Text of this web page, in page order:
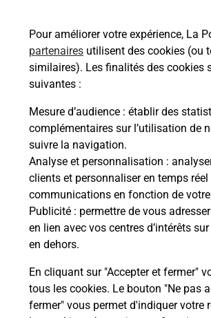
Pour améliorer votre expérience, La
partenaires utilisent des cookies (ou
similaires). Les finalités des cookies
suivantes :
Mesure d’audience : établir des
complémentaires sur l’utilisation de
suivre la navigation.
Analyse et personnalisation :
clients et personnaliser en temps
communications en fonction de
Publicité : permettre de vous
en lien avec vos centres d’intérêts
en dehors.
En cliquant sur "Accepter et fermer"
tous les cookies. Le bouton "Ne pas
fermer" vous permet d'indiquer votre
Questions
Quel est le prix d’une
Où faire des photocopies à
?
Comment faire des